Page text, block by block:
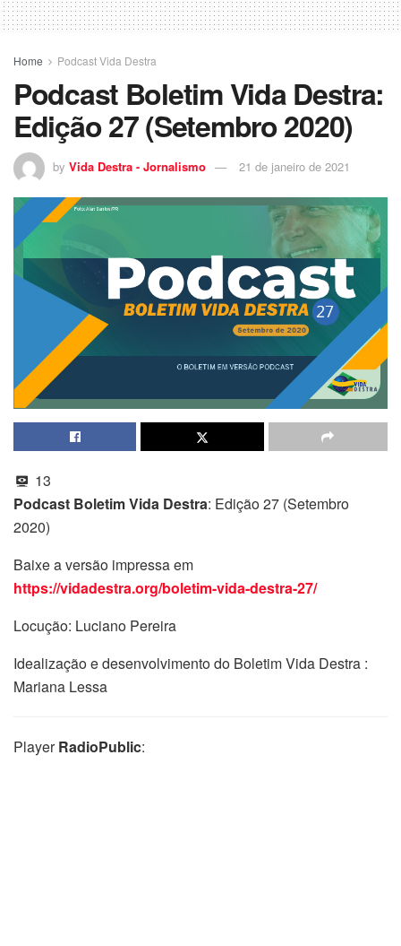
Home Podcast Vida Destra
Podcast Boletim Vida Destra:
Edição 27 (Setembro 2020)
by Vida Destra - Jornalismo 21 de janeiro de 2021
13
Podcast Boletim Vida Destra: Edição 27 (Setembro
2020)
Baixe a versão impressa em
https://vidadestra.org/boletim-vida-destra-27/
Locução: Luciano Pereira
Idealização e desenvolvimento do Boletim Vida Destra :
Mariana Lessa
PlayerRadioPublic: